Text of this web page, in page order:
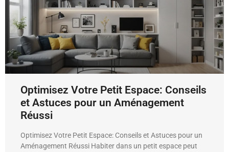
Optimisez Votre Petit Espace: Conseils
et Astuces pour un Aménagement
Réussi
Optimisez Votre Petit Espace: Conseils et Astuces pour un
Aménagement Réussi Habiter dans un petit espace peut